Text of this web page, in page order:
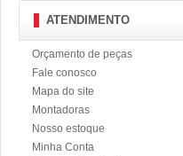
ATENDIMENTO
Orçamento de peças
Fale conosco
Mapa do site
Montadoras
Nosso estoque
Minha Conta